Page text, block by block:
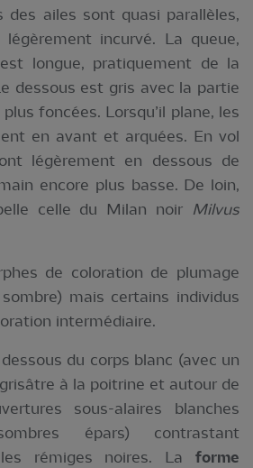
des ailes sont quasi parallèles,
incurvé. La queue,
longue, pratiquement de la
dessous est gris avec la partie
foncées. Lorsqu’il plane, les
en avant et arquées. En vol
légèrement en dessous de
encore plus basse. De loin,
celle du Milan noir Milvus
de coloration de plumage
mais certains individus
intermédiaire.
du corps blanc (avec un
à la poitrine et autour de
sous-alaires blanches
épars) contrastant
rémiges noires. La forme